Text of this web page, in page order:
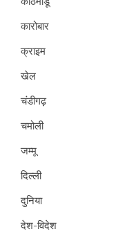
कारोबार
क्राइम
खेल
चंडीगढ़
चमोली
जम्मू
दिल्ली
दुनिया
देश-विदेश